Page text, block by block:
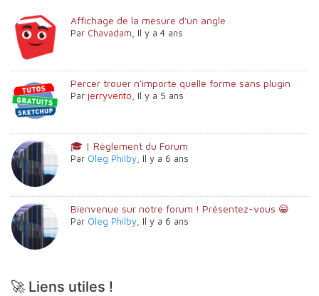
Affichage de la mesure d'un angle
Par Chavadam, Il y a 4 ans
Percer trouer n'importe quelle forme sans plugin
Par jerryvento Il y a 5 ans
🎓 | Règlement du Forum
Par Oleg Philby Il y a 6 ans
Bienvenue sur notre forum ! Présentez-vous 😀
Par Oleg Philby Il y a 6 ans
🚀 Liens utiles !